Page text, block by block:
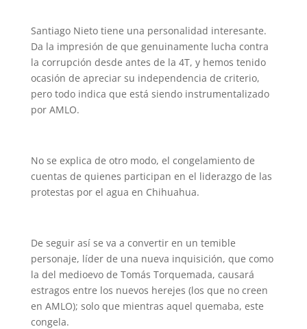
Santiago Nieto tiene una personalidad interesante.
Da la impresión de que genuinamente lucha contra
la corrupción desde antes de la 4T, y hemos tenido
ocasión de apreciar su independencia de criterio,
pero todo indica que está siendo instrumentalizado
por AMLO.
No se explica de otro modo, el congelamiento de
cuentas de quienes participan en el liderazgo de las
protestas por el agua en Chihuahua.
De seguir así se va a convertir en un temible
personaje, líder de una nueva inquisición, que como
la del medioevo de Tomás Torquemada, causará
estragos entre los nuevos herejes (los que no creen
en AMLO); solo que mientras aquel quemaba, este
congela.